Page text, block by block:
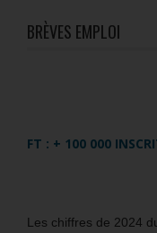
BRÈVES EMPLOI
FT : + 100 000
Les chiffres de 2024